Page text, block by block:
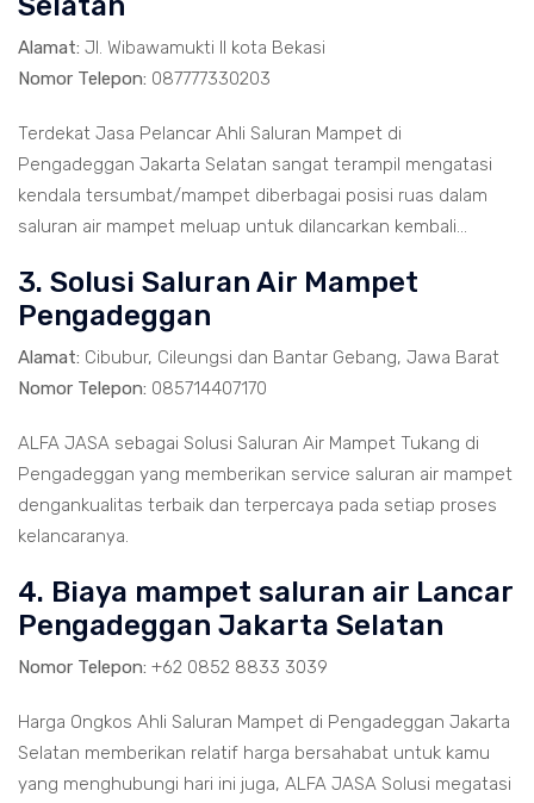
Alamat: Jl. Wibawamukti II kota Bekasi
Nomor Telepon: 087777330203
Terdekat Jasa Pelancar Ahli Saluran Mampet di
Pengadeggan Jakarta Selatan sangat terampil mengatasi
kendala tersumbat/mampet diberbagai posisi ruas dalam
saluran air mampet meluap untuk dilancarkan kembali...
3. Solusi Saluran Air Mampet
Pengadeggan
Alamat: Cibubur, Cileungsi dan Bantar Gebang, Jawa Barat
Nomor Telepon: 085714407170
ALFA JASA sebagai Solusi Saluran Air Mampet Tukang di
Pengadeggan yang memberikan service saluran air mampet
dengankualitas terbaik dan terpercaya pada setiap proses
kelancaranya.
4. Biaya mampet saluran air Lancar
Pengadeggan Jakarta Selatan
Nomor Telepon: +62 0852 8833 3039
Harga Ongkos Ahli Saluran Mampet di Pengadeggan Jakarta
Selatan memberikan relatif harga bersahabat untuk kamu
yang menghubungi hari ini juga, ALFA JASA Solusi megatasi